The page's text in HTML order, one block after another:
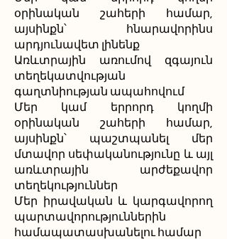
օրինական շահերի համար,
այսինքն՝ հնարավորինս
արդյունավետ լինենք
Առևտրային առումով զգայուն
տեղեկատվության
գաղտնիության ապահովում
Մեր կամ երրորդ կողմի
օրինական շահերի համար,
այսինքն՝ պաշտպանել մեր
մտավոր սեփականությունը և այլ
առևտրային արժեքավոր
տեղեկություններ
Մեր իրավական և կարգավորող
պարտավորություններին
համապատասխանելու համար